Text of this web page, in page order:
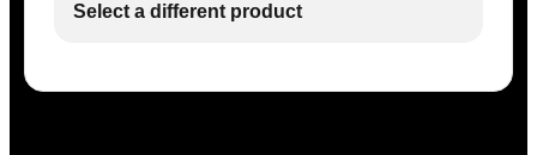
Select a different product